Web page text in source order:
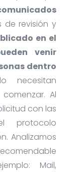
de revisión y
en el
venir
dentro
necesitan
Al
con las
protocolo
Analizamos
Mail,